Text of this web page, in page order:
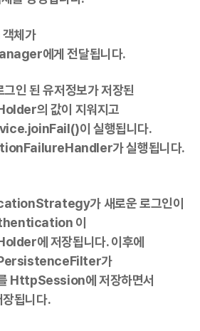
체가
에게 전달됩니다.
인 된 유저정보가 저장된
의 값이 지워지고
이 실행됩니다.
가 실행됩니다.
가 새로운 로그인이
이
에 저장됩니다. 이후에
가
에 저장하면서
장됩니다.